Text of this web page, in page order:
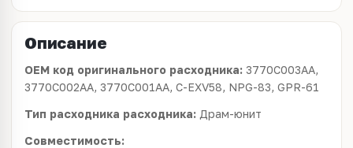
Описание
OEM код оригинального расходника: 3770C003AA,
3770C002AA, 3770C001AA, C-EXV58, NPG-83, GPR-61
Тип расходника расходника: Драм-юнит
Совместимость: